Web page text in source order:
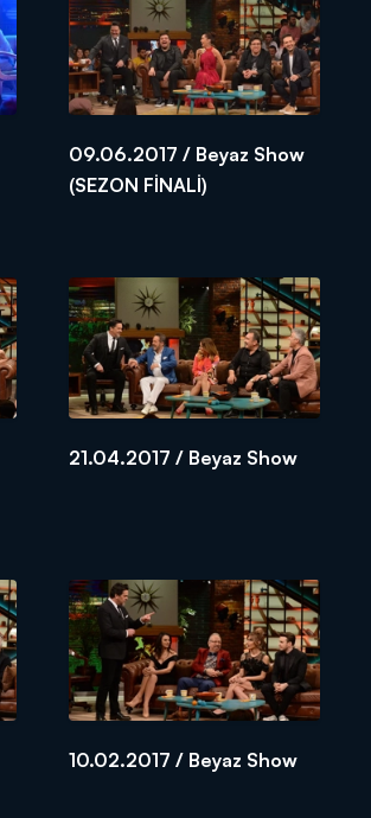
09.06.2017 / Beyaz Show
(SEZON FİNALİ)
21.04.2017 / Beyaz Show
10.02.2017 / Beyaz Show